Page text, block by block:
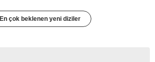
En çok beklenen yeni diziler